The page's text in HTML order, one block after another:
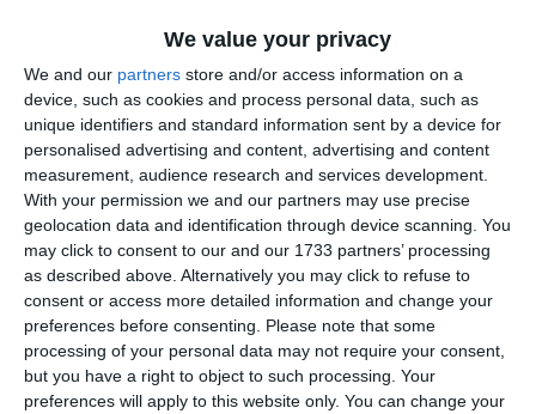
We value your privacy
We and our partners store and/or access information on a
device, such as cookies and process personal data, such as
unique identifiers and standard information sent by a device for
personalised advertising and content, advertising and content
measurement, audience research and services development.
With your permission we and our partners may use precise
geolocation data and identification through device scanning. You
may click to consent to our and our 1733 partners’ processing
as described above. Alternatively you may click to refuse to
consent or access more detailed information and change your
preferences before consenting.
Please note that some
processing of your personal data may not require your consent,
but you have a right to object to such processing. Your
preferences will apply to this website only. You can change your
activitatea jurnalistică este exonerată de la unele prevederi
ale Regulamentului GDPR, dacă se păstrează un echilibru
între libertatea de exprimare şi protecţia datelor cu caracter
personal.
Informațiile din prezentul articol sunt de interes public și
sunt obținute din surse publice deschise.
Adaugă-ne ca sursă în Google
Urmărește-ne pe Google News
Urmărește-ne pe Whatsapp